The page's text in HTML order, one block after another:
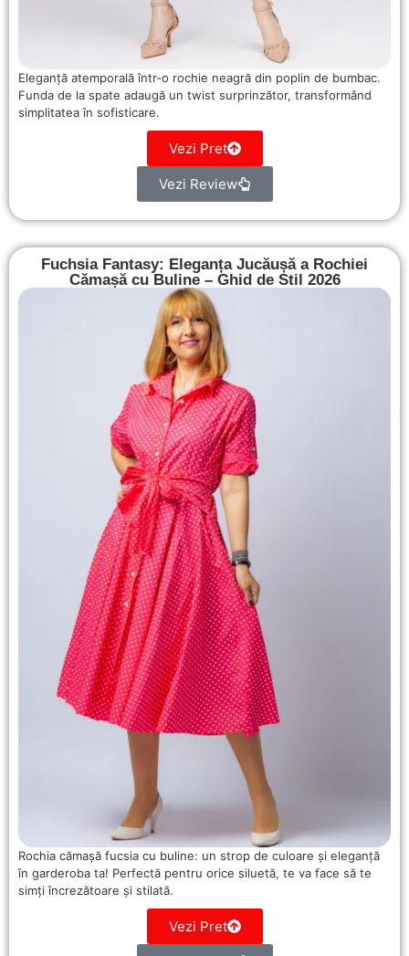
Eleganță atemporală într-o rochie neagră din poplin de bumbac.
Funda de la spate adaugă un twist surprinzător, transformând
simplitatea în sofisticare.
Vezi Pret
Vezi Review
Fuchsia Fantasy: Eleganța Jucăușă a Rochiei
Cămașă cu Buline – Ghid de Stil 2026
Rochia cămașă fucsia cu buline: un strop de culoare și eleganță
în garderoba ta! Perfectă pentru orice siluetă, te va face să te
simți încrezătoare și stilată.
Vezi Pret